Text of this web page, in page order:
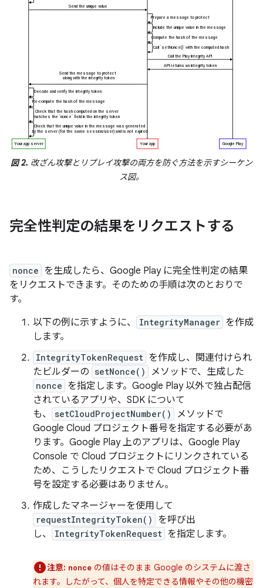
図 2. 改ざん攻撃とリプレイ攻撃の両方を防ぐ方法を示すシーケン
ス図。
完全性判定の結果をリクエストする
nonce を生成したら、Google Play に完全性判定の結果
をリクエストできます。そのための手順は次のとおりで
す。
以下の例に示すように、
IntegrityManager を作成
します。
IntegrityTokenRequest を作成し、関連付けられ
たビルダーの setNonce() メソッドで、生成した
nonce を指定します。Google Play 以外で独占配信
されているアプリや、SDK について
も、
setCloudProjectNumber()
メソッドで
Google Cloud プロジェクト番号を指定する必要があ
ります。Google Play 上のアプリは、Google Play
Console で Cloud プロジェクトにリンクされている
ため、こうしたリクエストで Cloud プロジェクト番
号を設定する必要はありません。
作成したマネージャーを使用して
requestIntegrityToken()
を呼び出
し、
IntegrityTokenRequest を指定します。
注意: nonce の値はそのまま Google のシステムに渡さ
れます。したがって、個人を特定できる情報やその他の機密